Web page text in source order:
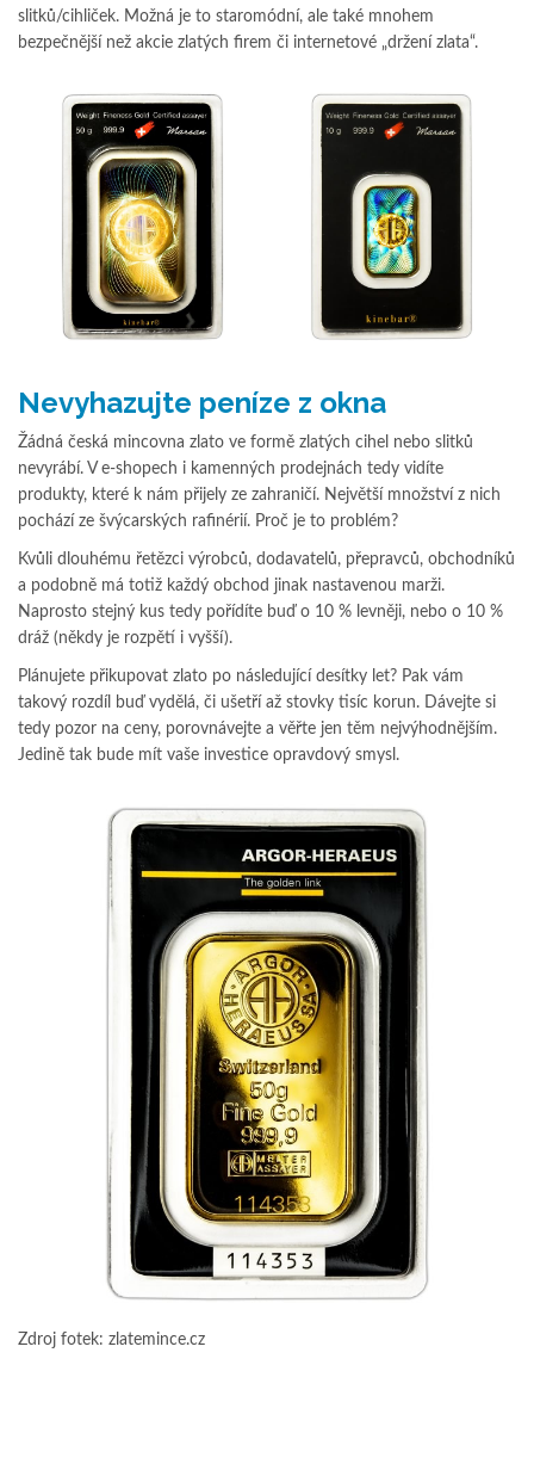
slitků/cihliček. Možná je to staromódní, ale také mnohem
bezpečnější než akcie zlatých firem či internetové „držení zlata“.
Nevyhazujte peníze z okna
Žádná česká mincovna zlato ve formě zlatých cihel nebo slitků
nevyrábí. V e-shopech i kamenných prodejnách tedy vidíte
produkty, které k nám přijely ze zahraničí. Největší množství z nich
pochází ze švýcarských rafinérií. Proč je to problém?
Kvůli dlouhému řetězci výrobců, dodavatelů, přepravců, obchodníků
a podobně má totiž každý obchod jinak nastavenou marži.
Naprosto stejný kus tedy pořídíte buď o 10 % levněji, nebo o 10 %
dráž (někdy je rozpětí i vyšší).
Plánujete přikupovat zlato po následující desítky let? Pak vám
takový rozdíl buď vydělá, či ušetří až stovky tisíc korun. Dávejte si
tedy pozor na ceny, porovnávejte a věřte jen těm nejvýhodnějším.
Jedině tak bude mít vaše investice opravdový smysl.
Zdroj fotek: zlatemince.cz